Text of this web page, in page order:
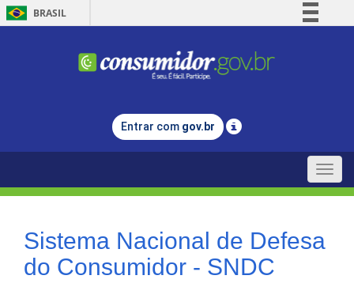
BRASIL
Comunica BR
Legislação
Entrar com gov.br
Toggle
Sistema Nacional de Defesa
do Consumidor - SNDC